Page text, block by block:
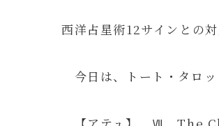
西洋占星術12サインとの対
今日は、トート・タロッ